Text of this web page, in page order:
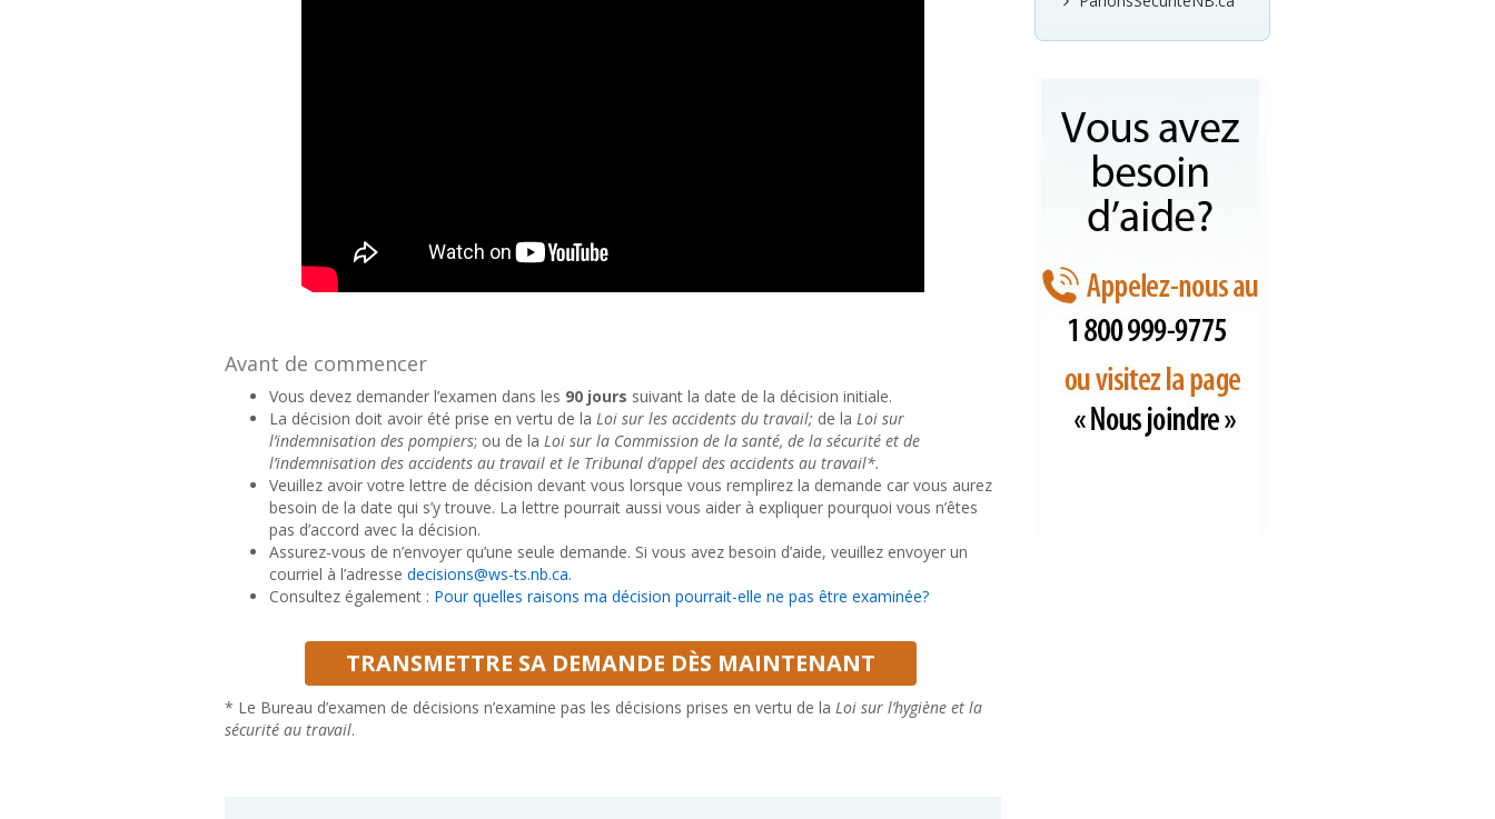
Avant de commencer
Vous devez demander l’examen dans les 90 jours suivant la date de la décision initiale.
La décision doit avoir été prise en vertu de la Loi sur les accidents du travail; de la Loi sur
l’indemnisation des pompiers; ou de la Loi sur la Commission de la santé, de la sécurité et de
l’indemnisation des accidents au travail et le Tribunal d’appel des accidents au travail*.
Veuillez avoir votre lettre de décision devant vous lorsque vous remplirez la demande car vous aurez
besoin de la date qui s’y trouve. La lettre pourrait aussi vous aider à expliquer pourquoi vous n’êtes
pas d’accord avec la décision.
Assurez-vous de n’envoyer qu’une seule demande. Si vous avez besoin d’aide, veuillez envoyer un
courriel à l’adresse decisions@ws-ts.nb.ca.
Consultez également : Pour quelles raisons ma décision pourrait-elle ne pas être examinée?
TRANSMETTRE SA DEMANDE DÈS MAINTENANT
* Le Bureau d’examen de décisions n’examine pas les décisions prises en vertu de la Loi sur l’hygiène et la
sécurité au travail.